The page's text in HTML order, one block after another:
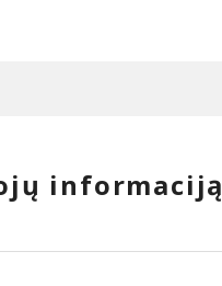
informaciją